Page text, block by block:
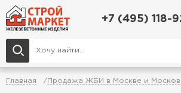
+7 (495) 118-
Главная Продажа ЖБИ в Москве и